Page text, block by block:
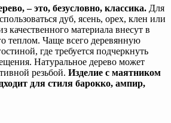
– это, безусловно, классика. Для
дуб, ясень, орех, клен или
качественного материала внесут в
теплом. Чаще всего деревянную
где требуется подчеркнуть
Натуральное дерево может
резьбой. Изделие с маятником
для стиля барокко, ампир,